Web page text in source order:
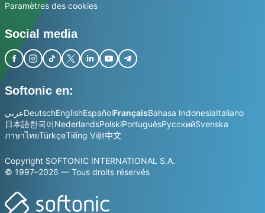
Paramètres des cookies
Social media
Softonic en:
عربيDeutschEnglishEspañolFrançaisBahasa IndonesiaItaliano
日本語한국어NederlandsPolskiPortuguêsРусскийSvenska
ภาษาไทยTürkçeTiếng Việt中文
Copyright SOFTONIC INTERNATIONAL S.A.
© 1997–2026 — Tous droits réservés